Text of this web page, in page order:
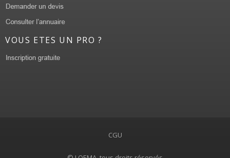
VOUS ETES UN PRO ?
CGU